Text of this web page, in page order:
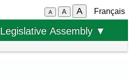
A A A Français
Legislative Assembly ▼